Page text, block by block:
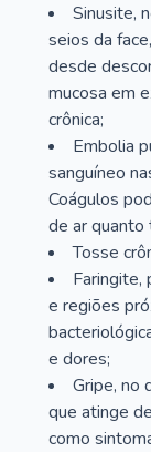
Sinusite,
seios da
desde
mucosa em
crônica;
Embolia
sanguíneo
Coágulos
de ar quanto
Tosse
Faringite,
e regiões
e dores;
Gripe, no
que atinge
como